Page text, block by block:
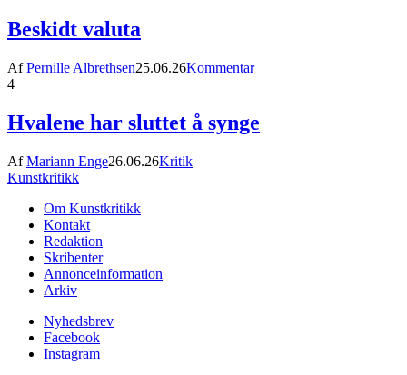
Beskidt valuta
AfPernille Albrethsen25.06.26Kommentar
4
Hvalene har sluttet å synge
AfMariann Enge26.06.26Kritik
Kunstkritikk
Om Kunstkritikk
Kontakt
Redaktion
Skribenter
Annonceinformation
Arkiv
Nyhedsbrev
Facebook
Instagram